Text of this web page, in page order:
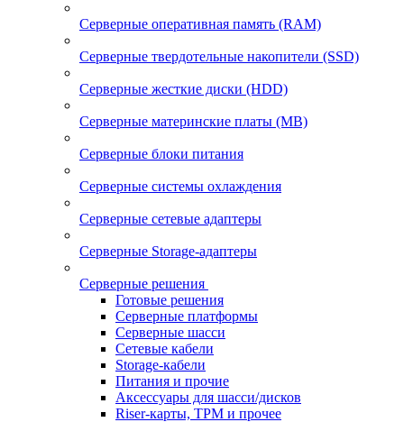
Серверные оперативная память (RAM)
Серверные твердотельные накопители (SSD)
Серверные жесткие диски (HDD)
Серверные материнские платы (MB)
Серверные блоки питания
Серверные системы охлаждения
Серверные сетевые адаптеры
Серверные Storage-адаптеры
Серверные решения
Готовые решения
Серверные платформы
Серверные шасси
Сетевые кабели
Storage-кабели
Питания и прочие
Аксессуары для шасси/дисков
Riser-карты, TPM и прочее